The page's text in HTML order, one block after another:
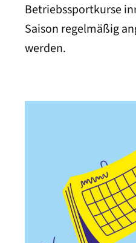
Betriebs­sport­kurse
Saison regel­mäßig
werden.